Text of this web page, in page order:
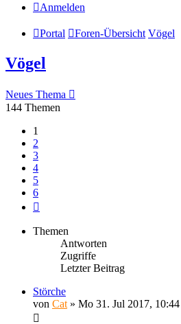
Anmelden
Portal Foren-Übersicht Vögel
Vögel
Neues Thema
144 Themen
1
2
3
4
5
6
Themen
Antworten
Zugriffe
Letzter Beitrag
Störche
von Cat » Mo 31. Jul 2017, 10:44